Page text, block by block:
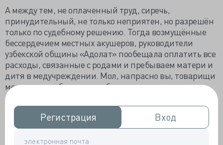
Регистрация
Регистрация Вход
Вход
А между тем, не оплаченный труд, сиречь,
принудительный, не только неприятен, но разрешён
только по судебному решению. Тогда возмущённые
бессердечием местных акушеров, руководители
узбекской общины «Адолат» пообещала оплатить все
расходы, связанные с родами и пребываем матери и
дитя в медучреждении. Мол, напрасно вы, товарищи
медики, так обходитесь с близкими нам по генам и
крови, мы всегда готовы выступить и не просто
вступиться за своих нелегальных соотечественников,
но и оплатить медицинскую помощь в полном объёме
и почти добровольно.